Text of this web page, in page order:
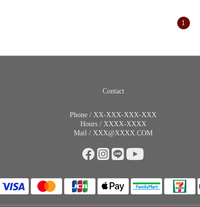
1
Contact
Phone / XX-XXX-XXX-XXX
Hours / XXXX-XXXX
Mail / XXX@XXXX.COM